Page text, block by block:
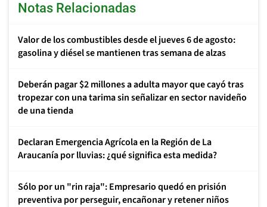
Notas Relacionadas
Valor de los combustibles desde el jueves 6 de agosto:
gasolina y diésel se mantienen tras semana de alzas
Deberán pagar $2 millones a adulta mayor que cayó tras
tropezar con una tarima sin señalizar en sector navideño
de una tienda
Declaran Emergencia Agrícola en la Región de La
Araucanía por lluvias: ¿qué significa esta medida?
Sólo por un "rin raja": Empresario quedó en prisión
preventiva por perseguir, encañonar y retener niños